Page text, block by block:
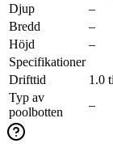
Djup
–
Bredd
–
Höjd
–
Specifikationer
Drifttid
1.0
Typ av
poolbotten
–